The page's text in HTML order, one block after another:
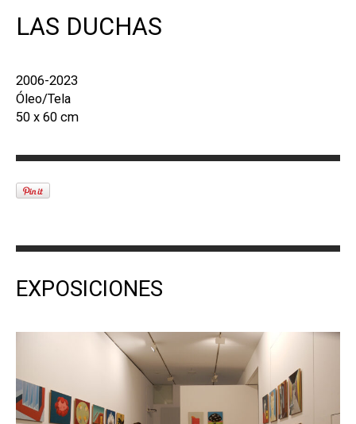
LAS DUCHAS
2006-2023
Óleo/Tela
50 x 60 cm
EXPOSICIONES